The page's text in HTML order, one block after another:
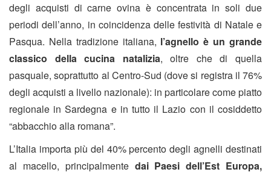
degli acquisti di carne ovina è concentrata in soli due
periodi dell’anno, in coincidenza delle festività di Natale e
Pasqua. Nella tradizione italiana, l’agnello è un grande
classico della cucina natalizia, oltre che di quella
pasquale, soprattutto al Centro-Sud (dove si registra il 76%
degli acquisti a livello nazionale): in particolare come piatto
regionale in Sardegna e in tutto il Lazio con il cosiddetto
“abbacchio alla romana”.
L’Italia importa più del 40% percento degli agnelli destinati
al macello, principalmente dai Paesi dell’Est Europa,